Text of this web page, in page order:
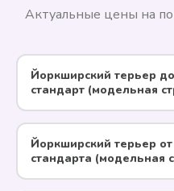
Актуальные цены на
Йоркширский терьер
стандарт (модельная
Йоркширский терьер
стандарта (модельная